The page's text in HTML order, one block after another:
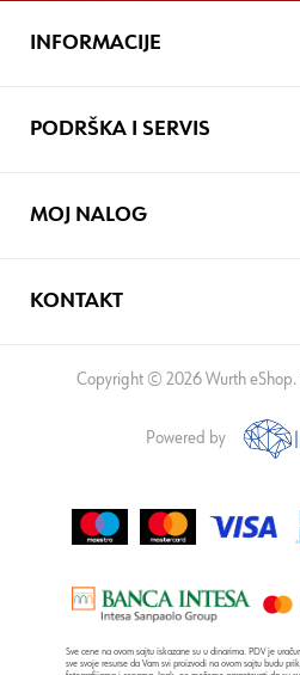
INFORMACIJE
PODRŠKA I SERVIS
MOJ NALOG
KONTAKT
Copyright © 2026 Wurth eShop.
Powered by
Sve cene na ovom sajtu iskazane su u dinarima. PDV je
sve svoje resurse da Vam svi proizvodi na ovom sajtu budu